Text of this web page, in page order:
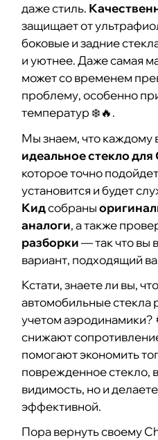
даже стиль.
защищает от
боковые и задние
и уютнее. Даже самая
может со временем
проблему, особенно
температур ❄️🔥.
Мы знаем, что каждому
идеальное стекло для
которое точно
установится и будет
Кидсобраны
аналоги, а также
разборки— так что вы
вариант, подходящий
Кстати, знаете ли вы,
автомобильные стекла
учетом аэродинамики?
снижают
помогают экономить
поврежденное стекло,
видимость, но и
эффективной.
Пора вернуть своему